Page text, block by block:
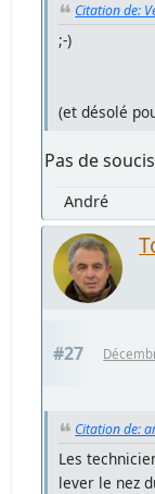
Citation de:
;-)
(et désolé
Pas de
André
#27
Citation de:
Les
lever le nez